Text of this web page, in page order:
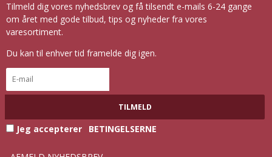
Tilmeld dig vores nyhedsbrev og få tilsendt e-mails 6-24 gange
om året med gode tilbud, tips og nyheder fra vores
varesortiment.
Du kan til enhver tid framelde dig igen.
TILMELD
Jeg accepterer BETINGELSERNE